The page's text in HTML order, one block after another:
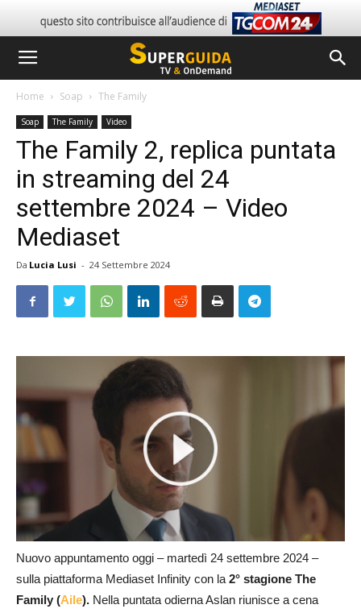
Home Soap The Family
Soap The Family Video
The Family 2, replica puntata
in streaming del 24
settembre 2024 – Video
Mediaset
Da Lucia Lusi - 24 Settembre 2024
Nuovo appuntamento oggi – martedì 24 settembre 2024 –
sulla piattaforma Mediaset Infinity con la2° stagione The
Family (Aile). Nella puntata odierna Aslan riunisce a cena